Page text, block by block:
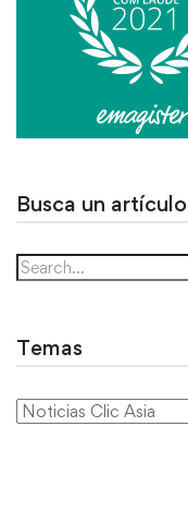
Busca un artículo
Temas